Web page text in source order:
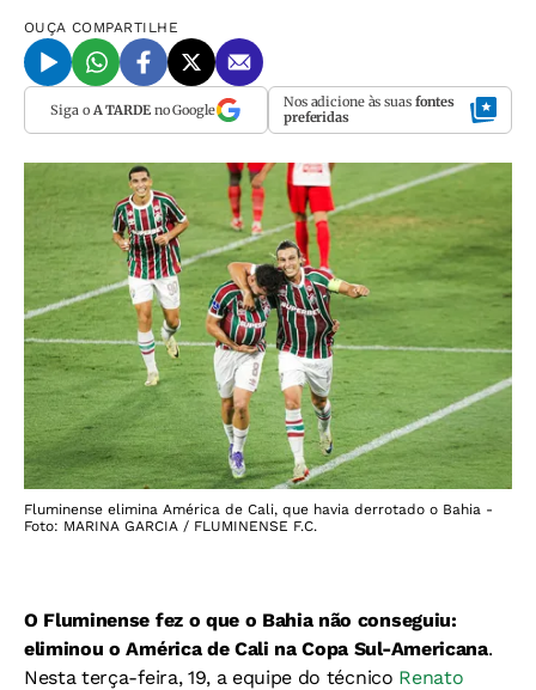
OUÇA COMPARTILHE
Siga o A TARDEno Google Nos adicione às suas fontes
preferidas
Fluminense elimina América de Cali, que havia derrotado o Bahia -
Foto: MARINA GARCIA / FLUMINENSE F.C.
O Fluminense fez o que o Bahia não conseguiu:
eliminou o América de Cali na Copa Sul-Americana.
Nesta terça-feira, 19, a equipe do técnico Renato